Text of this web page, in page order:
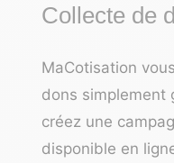
Collecte de
MaCotisation
dons simplement
créez une
disponible en